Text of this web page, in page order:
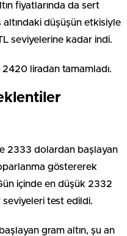
fiyatlarında da sert
altındaki düşüşün etkisiyle
seviyelerine kadar indi.
liradan tamamladı.
2333 dolardan başlayan
göstererek
içinde en düşük 2332
test edildi.
gram altın, şu an